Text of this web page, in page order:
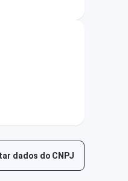
dados do CNPJ